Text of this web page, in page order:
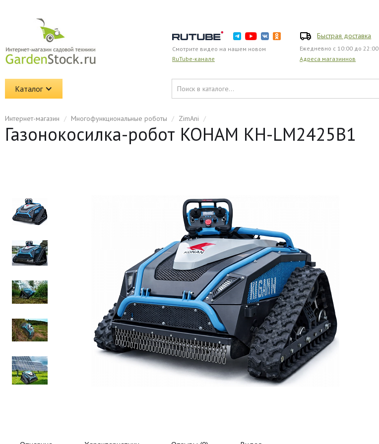
Смотрите видео на нашем новом
RuTube-канале
Быстрая доставка
Ежедневно с 10:00 до 22:00
Адреса магазиинов
Каталог
Интернет-магазин / Многофункциональные роботы / ZimAni /
Газонокосилка-робот KOHAM KH-LM2425B1